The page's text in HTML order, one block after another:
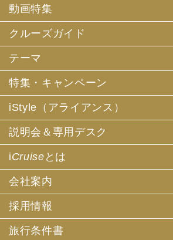
動画特集
クルーズガイド
テーマ
特集・キャンペーン
iStyle（アライアンス）
説明会＆専用デスク
iCruise とは
会社案内
採用情報
旅行条件書